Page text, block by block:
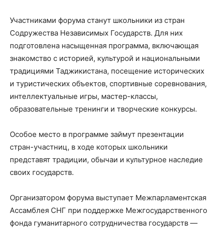
Участниками форума станут школьники из стран
Содружества Независимых Государств. Для них
подготовлена насыщенная программа, включающая
знакомство с историей, культурой и национальными
традициями Таджикистана, посещение исторических
и туристических объектов, спортивные соревнования,
интеллектуальные игры, мастер-классы,
образовательные тренинги и творческие конкурсы.
Особое место в программе займут презентации
стран-участниц, в ходе которых школьники
представят традиции, обычаи и культурное наследие
своих государств.
Организатором форума выступает Межпарламентская
Ассамблея СНГ при поддержке Межгосударственного
фонда гуманитарного сотрудничества государств —